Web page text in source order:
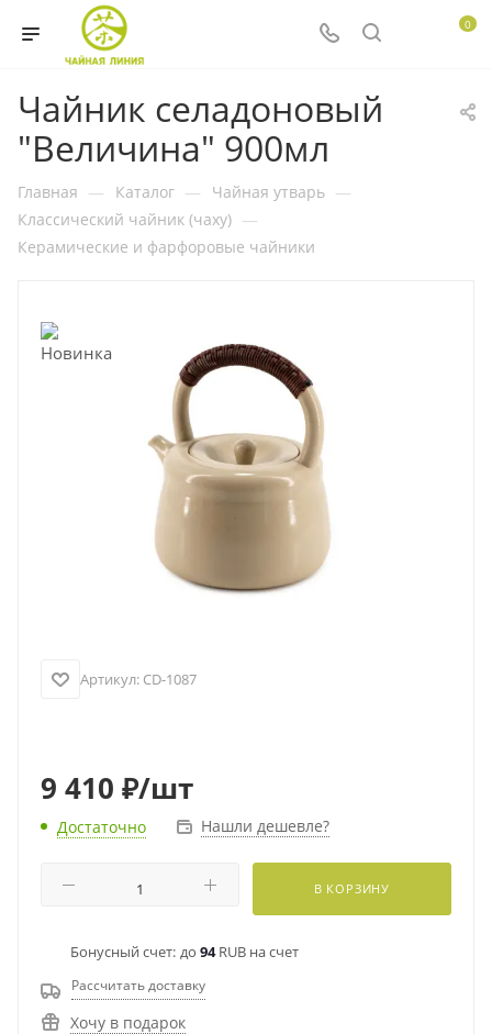
0
Чайник селадоновый
"Величина" 900мл
Главная — Каталог — Чайная утварь —
Классический чайник (чаху) —
Керамические и фарфоровые чайники
Артикул: CD-1087
9 410 ₽/шт
Достаточно Нашли дешевле?
В КОРЗИНУ
Бонусный счет: до 94RUB на счет
Рассчитать доставку
Хочу в подарок